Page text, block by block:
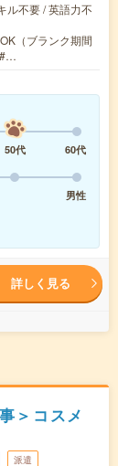
ル不要 / 英語力不
（ブランク期間
50代
60代
男性
詳しく見る
＞コスメ
派遣